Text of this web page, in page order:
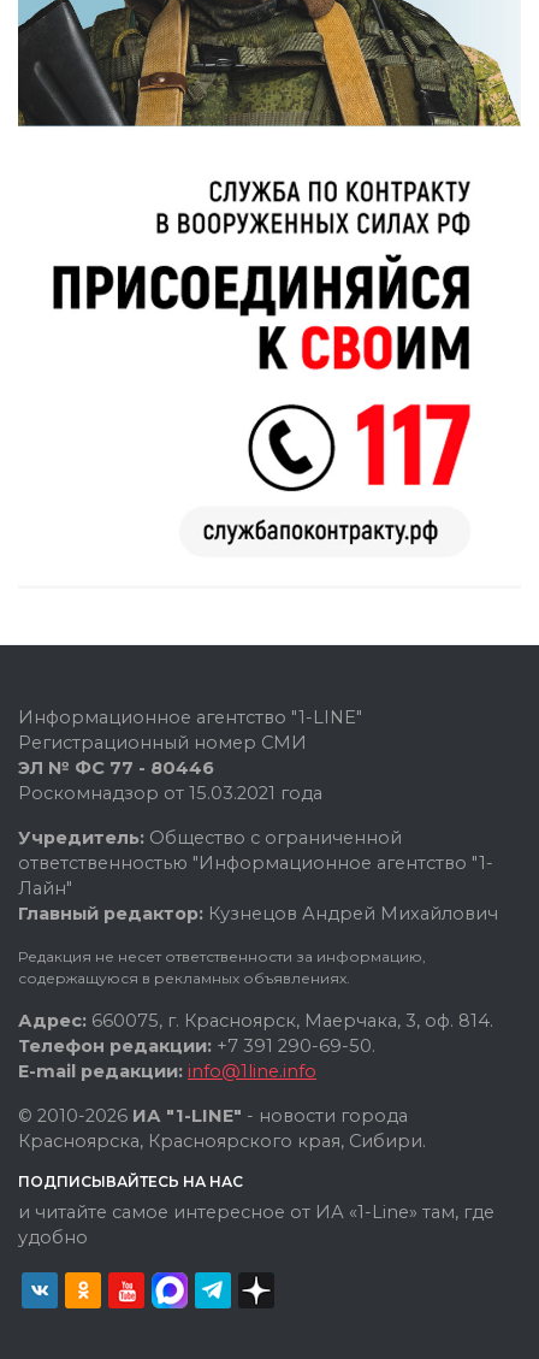
Информационное агентство "1-LINE"
Регистрационный номер СМИ
ЭЛ № ФС 77 - 80446
Роскомнадзор от 15.03.2021 года
Учредитель: Общество с ограниченной
ответственностью "Информационное агентство "1-
Лайн"
Главный редактор: Кузнецов Андрей Михайлович
Редакция не несет ответственности за информацию,
содержащуюся в рекламных объявлениях.
Адрес: 660075, г. Красноярск, Маерчака, 3, оф. 814.
Телефон редакции: +7 391 290-69-50.
E-mail редакции: info@1line.info
© 2010-2026 ИА "1-LINE" - новости города
Красноярска, Красноярского края, Сибири.
ПОДПИСЫВАЙТЕСЬ НА НАС
и читайте самое интересное от ИА «1-Line» там, где
удобно